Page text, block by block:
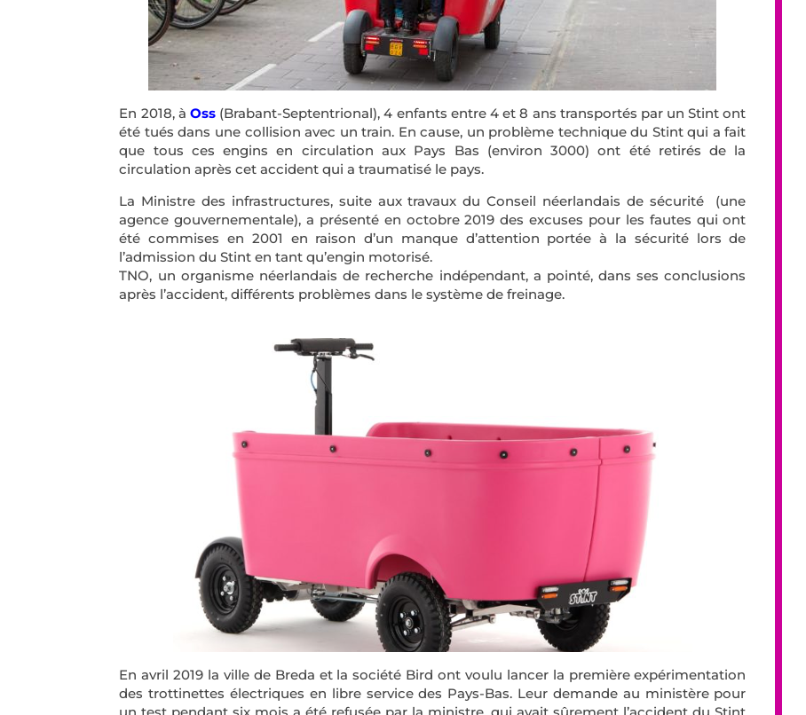
En 2018, à Oss(Brabant-Septentrional), 4 enfants entre 4 et 8 ans transportés par un Stint ont
été tués dans une collision avec un train. En cause, un problème technique du Stint qui a fait
que tous ces engins en circulation aux Pays Bas (environ 3000) ont été retirés de la
circulation après cet accident qui a traumatisé le pays.
La Ministre des infrastructures, suite aux travaux du Conseil néerlandais de sécurité
(une
agence gouvernementale), a présenté en octobre 2019 des excuses pour les fautes qui ont
été commises en 2001 en raison d’un manque d’attention portée à la sécurité lors de
l’admission du Stint en tant qu’engin motorisé.
TNO, un organisme néerlandais de recherche indépendant, a pointé, dans ses conclusions
après l’accident, différents problèmes dans le système de freinage.
En avril 2019 la ville de Breda et la société Bird ont voulu lancer la première expérimentation
des trottinettes électriques en libre service des Pays-Bas. Leur demande au ministère pour